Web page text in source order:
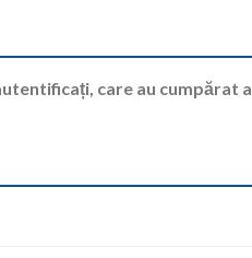
care au cumpărat